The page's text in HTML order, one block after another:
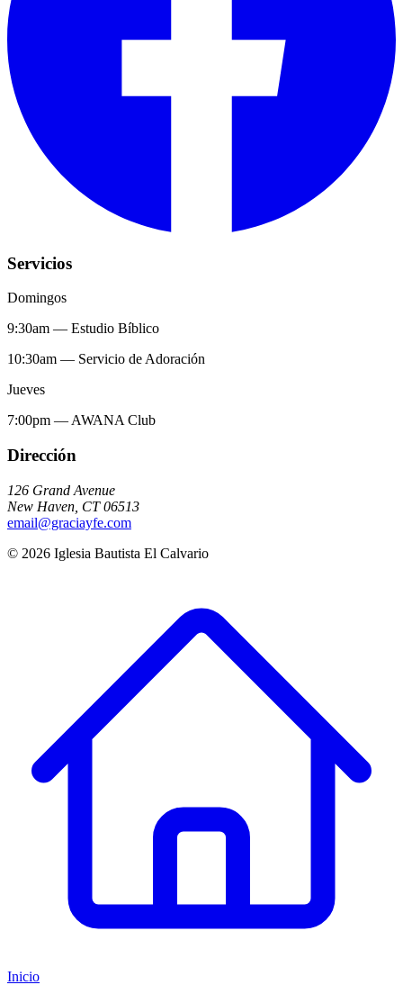
Servicios
Domingos
9:30am — Estudio Bíblico
10:30am — Servicio de Adoración
Jueves
7:00pm — AWANA Club
Dirección
126 Grand Avenue
New Haven CT 06513
email@graciayfe.com
© 2026 Iglesia Bautista El Calvario
Inicio